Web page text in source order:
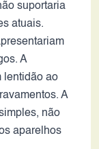
suportaria
atuais.
A
lentidão ao
A
não
aparelhos